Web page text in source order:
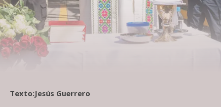
Texto:​Jesús Guerrero